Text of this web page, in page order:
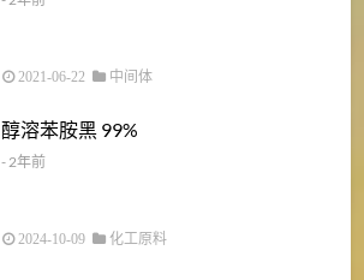
2021-06-22 中间体
醇溶苯胺黑 99%
- 2年前
2024-10-09 化工原料